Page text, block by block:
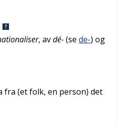
, avdé-(se de-) og
fra (et folk, en person) det